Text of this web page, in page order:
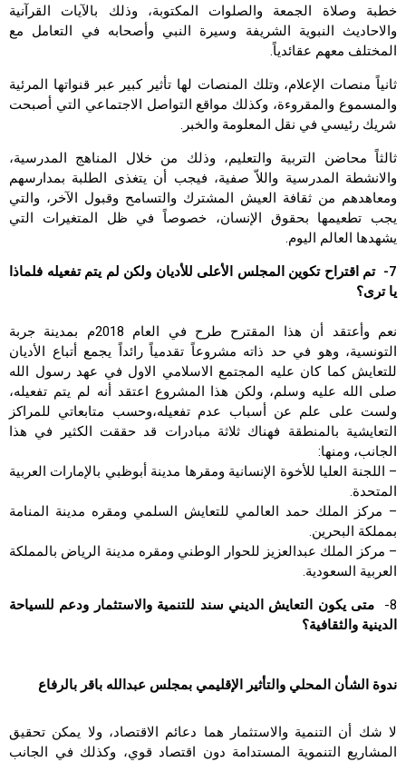
خطبة وصلاة الجمعة والصلوات المكتوبة، وذلك بالآيات القرآنية
والاحاديث النبوية الشريفة وسيرة النبي وأصحابه في التعامل مع
المختلف معهم عقائدياً.
ثانياً منصات الإعلام، وتلك المنصات لها تأثير كبير عبر قنواتها المرئية
والمسموع والمقروءة، وكذلك مواقع التواصل الاجتماعي التي أصبحت
شريك رئيسي في نقل المعلومة والخبر.
ثالثاً محاضن التربية والتعليم، وذلك من خلال المناهج المدرسية،
والانشطة المدرسية واللاّ صفية، فيجب أن يتغذى الطلبة بمدارسهم
ومعاهدهم من ثقافة العيش المشترك والتسامح وقبول الآخر، والتي
يجب تطعيمها بحقوق الإنسان، خصوصاً في ظل المتغيرات التي
يشهدها العالم اليوم.
7- تم اقتراح تكوين المجلس الأعلى للأديان ولكن لم يتم تفعيله فلماذا
يا ترى؟
نعم وأعتقد أن هذا المقترح طرح في العام 2018م بمدينة جربة
التونسية، وهو في حد ذاته مشروعاً تقدمياً رائداً يجمع أتباع الأديان
للتعايش كما كان عليه المجتمع الاسلامي الاول في عهد رسول الله
صلى الله عليه وسلم، ولكن هذا المشروع اعتقد أنه لم يتم تفعيله،
ولست على علم عن أسباب عدم تفعيله،وحسب متابعاتي للمراكز
التعايشية بالمنطقة فهناك ثلاثة مبادرات قد حققت الكثير في هذا
الجانب، ومنها:
– اللجنة العليا للأخوة الإنسانية ومقرها مدينة أبوظبي بالإمارات العربية
المتحدة.
– مركز الملك حمد العالمي للتعايش السلمي ومقره مدينة المنامة
بمملكة البحرين.
– مركز الملك عبدالعزيز للحوار الوطني ومقره مدينة الرياض بالمملكة
العربية السعودية.
8-
متى يكون التعايش الديني سند للتنمية والاستثمار ودعم للسياحة
الدينية والثقافية؟
ندوة الشأن المحلي والتأثير الإقليمي بمجلس عبدالله باقر بالرفاع
لا شك أن التنمية والاستثمار هما دعائم الاقتصاد، ولا يمكن تحقيق
المشاريع التنموية المستدامة دون اقتصاد قوي، وكذلك في الجانب